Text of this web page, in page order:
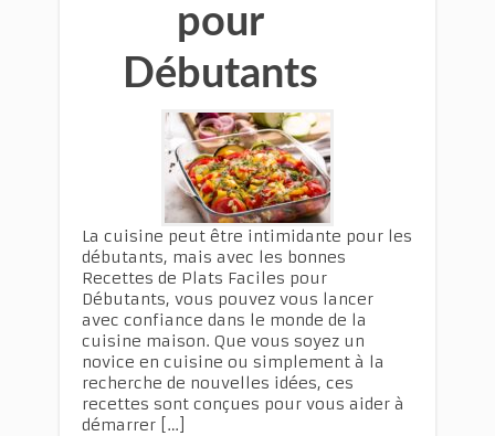
pour
Débutants
La cuisine peut être intimidante pour les
débutants, mais avec les bonnes
Recettes de Plats Faciles pour
Débutants, vous pouvez vous lancer
avec confiance dans le monde de la
cuisine maison. Que vous soyez un
novice en cuisine ou simplement à la
recherche de nouvelles idées, ces
recettes sont conçues pour vous aider à
démarrer […]